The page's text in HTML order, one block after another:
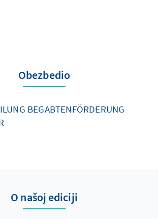
Obezbedio
BEGABTENFÖRDERUNG
O našoj ediciji